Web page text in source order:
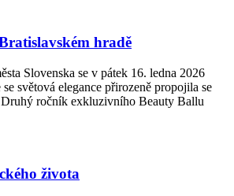
hradě
Slovenska se v pátek 16. ledna 2026
světová elegance přirozeně propojila se
ročník exkluzivního Beauty Ballu
života